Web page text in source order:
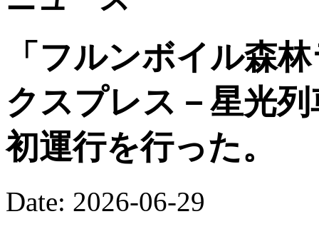
「フルンボイル森
クスプレス－星光
初運行を行った。
Date: 2026-06-29